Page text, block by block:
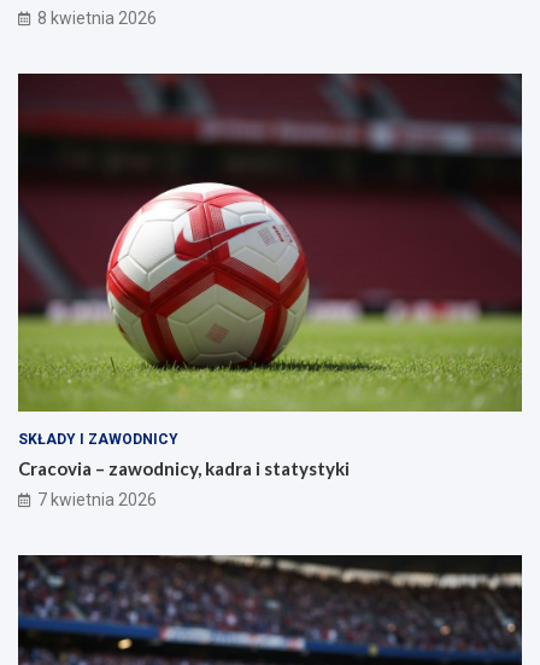
8 kwietnia 2026
SKŁADY I ZAWODNICY
Cracovia – zawodnicy, kadra i statystyki
7 kwietnia 2026